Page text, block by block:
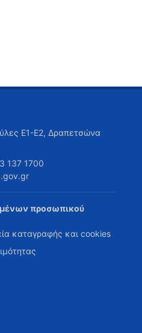
Ε1-Ε2, Δραπετσώνα
137 1700
προσωπικού
καταγραφής και cookies